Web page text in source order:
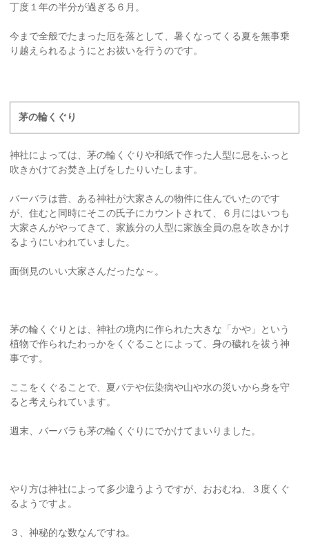
丁度１年の半分が過ぎる６月。
今まで全般でたまった厄を落として、暑くなってくる夏を無事乗
り越えられるようにとお祓いを行うのです。
茅の輪くぐり
神社によっては、茅の輪くぐりや和紙で作った人型に息をふっと
吹きかけてお焚き上げをしたりいたします。
バーバラは昔、ある神社が大家さんの物件に住んでいたのです
が、住むと同時にそこの氏子にカウントされて、６月にはいつも
大家さんがやってきて、家族分の人型に家族全員の息を吹きかけ
るようにいわれていました。
面倒見のいい大家さんだったな～。
茅の輪くぐりとは、神社の境内に作られた大きな「かや」という
植物で作られたわっかをくぐることによって、身の穢れを祓う神
事です。
ここをくぐることで、夏バテや伝染病や山や水の災いから身を守
ると考えられています。
週末、バーバラも茅の輪くぐりにでかけてまいりました。
やり方は神社によって多少違うようですが、おおむね、３度くぐ
るようですよ。
３、神秘的な数なんですね。